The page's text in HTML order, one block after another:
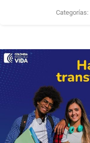
Categorías: